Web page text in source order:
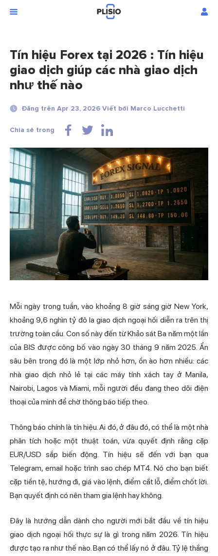
Tín hiệu Forex tại 2026 : Tín hiệu
giao dịch giúp các nhà giao dịch
như thế nào
Đăng trên Apr 23, 2026 Viết bởi Marco Lucchetti
Chia sẻ trong
Mỗi ngày trong tuần, vào khoảng 8 giờ sáng giờ New York,
khoảng 9,6 nghìn tỷ đô la giao dịch ngoại hối diễn ra trên thị
trường toàn cầu. Con số này đến từ Khảo sát Ba năm một lần
của BIS được công bố vào ngày 30 tháng 9 năm 2025. Ẩn
sâu bên trong đó là một lớp nhỏ hơn, ồn ào hơn nhiều: các
nhà giao dịch nhỏ lẻ tại các máy tính xách tay ở Manila,
Nairobi, Lagos và Miami, mỗi người đều đang theo dõi điện
thoại của mình để chờ thông báo tiếp theo.
Thông báo chính là tín hiệu. Ai đó, ở đâu đó, có thể là một nhà
phân tích hoặc một thuật toán, vừa quyết định rằng cặp
EUR/USD sắp biến động. Tín hiệu sẽ đến với bạn qua
Telegram, email hoặc trình sao chép MT4. Nó cho bạn biết
cặp tiền tệ, hướng đi, giá vào lệnh, điểm cắt lỗ, điểm chốt lời.
Bạn quyết định có nên tham gia lệnh hay không.
Đây là hướng dẫn dành cho người mới bắt đầu về tín hiệu
giao dịch ngoại hối thực sự là gì trong năm 2026. Tín hiệu
được tạo ra như thế nào. Bạn có thể lấy nó ở đâu. Tỷ lệ thắng